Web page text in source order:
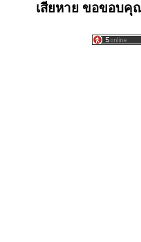
เสียหาย ขอขอบคุ